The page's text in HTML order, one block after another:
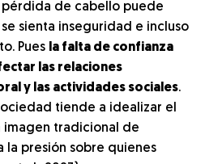
pérdida de cabello puede
sienta inseguridad e incluso
Pues la falta de confianza
las relaciones
y las actividades sociales.
tiende a idealizar el
imagen tradicional de
la presión sobre quienes